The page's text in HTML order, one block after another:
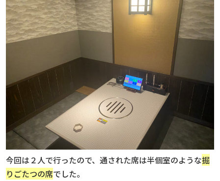
今回は２人で行ったので、通された席は半個室のような掘
りごたつの席でした。